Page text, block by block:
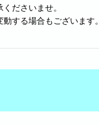
ださいませ。
する場合もございます。